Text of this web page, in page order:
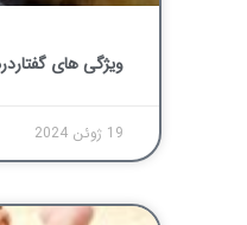
ویژگی های
19 ژوئن 2024